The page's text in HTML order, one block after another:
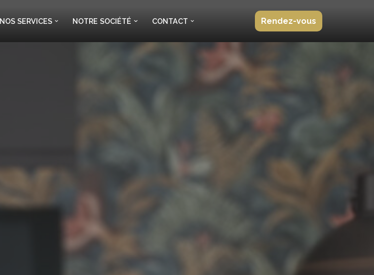
NOS SERVICES NOTRE SOCIÉTÉ CONTACT Rendez-vous